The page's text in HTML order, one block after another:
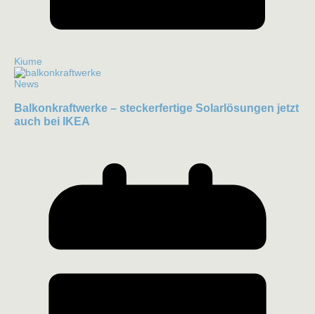
Kiume
News
Balkonkraftwerke – steckerfertige Solarlösungen jetzt
auch bei IKEA